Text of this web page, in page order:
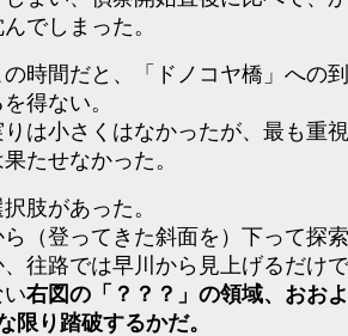
でしまった。
の時間だと、「ドノコヤ橋」への
得ない。
は小さくはなかったが、最も重
たせなかった。
肢があった。
（登ってきた斜面を）下って探
往路では早川から見上げるだけ
い右図の「？？？」の領域、おお
限り踏破するかだ。